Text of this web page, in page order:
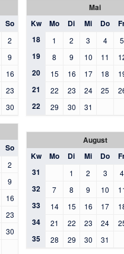
So
2
9
16
23
30
Mai
Kw
Mo Di Mi Do
18
1 2 3 4 5
19 8 9 10 11
20 15 16 17 18
21 22 23 24 25
22 29 30 31
So
2
9
16
23
30
August
Kw
Mo Di Mi Do
31
1 2 3 4
32 7 8 9 10
33 14 15 16 17
34 21 22 23 24
35 28 29 30 31